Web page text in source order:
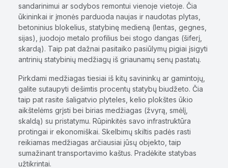
sandarinimui ar sodybos remontui vienoje vietoje. Čia
ūkininkai ir įmonės parduoda naujas ir naudotas plytas,
betoninius blokelius, statybinę medieną (lentas, gegnes,
sijas), juodojo metalo profilius bei stogo dangas (šiferį,
skardą). Taip pat dažnai pasitaiko pasiūlymų pigiai įsigyti
antrinių statybinių medžiagų iš griaunamų senų pastatų.
Pirkdami medžiagas tiesiai iš kitų savininkų ar gamintojų,
galite sutaupyti dešimtis procentų statybų biudžeto. Čia
taip pat rasite šaligatvio plyteles, kelio plokštes ūkio
aikštelėms grįsti bei birias medžiagas (žvyrą, smėlį,
skaldą) su pristatymu. Rūpinkitės savo infrastruktūra
protingai ir ekonomiškai. Skelbimų skiltis padės rasti
reikiamas medžiagas arčiausiai jūsų objekto, taip
sumažinant transportavimo kaštus. Pradėkite statybas
užtikrintai.